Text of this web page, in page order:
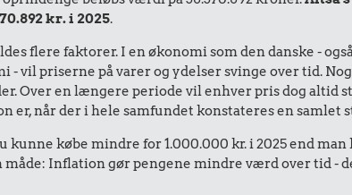
kr. i 2025.
flere faktorer. I en økonomi som den danske -
- vil priserne på varer og ydelser svinge over tid.
Over en længere periode vil enhver pris dog altid
er, når der i hele samfundet konstateres en samlet
kunne købe mindre for 1.000.000 kr. i 2025 end man
måde: Inflation gør pengene mindre værd over tid -